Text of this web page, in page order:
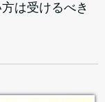
は受けるべき